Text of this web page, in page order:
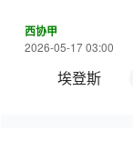
西协甲
2026-05-17 03:00
埃登斯